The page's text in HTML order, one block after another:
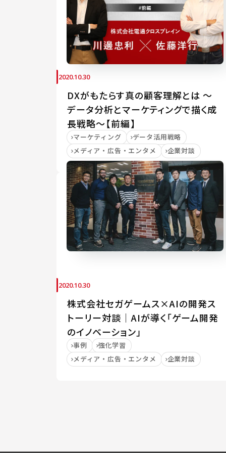
2020.10.30
DXがもたらす真の顧客理解とは ～
データ分析とマーケティングで描く成
長戦略～【前編】
マーケティング
データ活用戦略
メディア・広告・エンタメ
企業対談
2020.10.30
株式会社セガゲームス×AIの開発ス
トーリー対談｜AIが導く「ゲーム開発
のイノベーション」
事例
強化学習
メディア・広告・エンタメ
企業対談